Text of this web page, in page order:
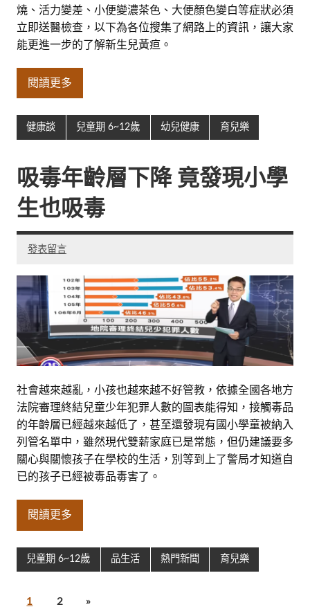
燒、活力變差、小便變濃茶色、大便顏色變白等症狀必須
立即送醫檢查，以下為各位搜集了網路上的資訊，讓大家
能更進一步的了解新生兒黃疸。
閱讀更多
健康談 兒童期 6~12歲 幼兒健康 育兒樂
吸毒年齡層下降 竟發現小學
生也吸毒
發表留言
社會越來越亂，小孩也越來越不好管教，依據全國各地方
法院審理終結兒童少年犯罪人數的圖表能得知，接觸毒品
的年齡層已經越來越低了，甚至還發現有國小學童被納入
列管名單中，雖然現代雙薪家庭已是常態，但仍建議要多
關心與關懷孩子在學校的生活，別等到上了警局才知道自
已的孩子已經被毒品毒害了。
閱讀更多
兒童期 6~12歲 品生活 熱門新聞 育兒樂
1 2 »